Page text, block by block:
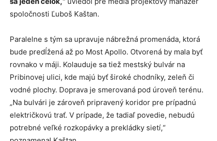
spoločnosti Ľuboš Kaštan.
Paralelne s tým sa upravuje nábrežná promenáda, ktorá
bude predĺžená až po Most Apollo. Otvorená by mala byť
rovnako v máji. Kolauduje sa tiež mestský bulvár na
Pribinovej ulici, kde majú byť široké chodníky, zeleň či
vodné plochy. Doprava je smerovaná pod úroveň terénu.
„Na bulvári je zároveň pripravený koridor pre prípadnú
električkovú trať. V prípade, že tadiaľ povedie, nebudú
potrebné veľké rozkopávky a prekládky sietí,“